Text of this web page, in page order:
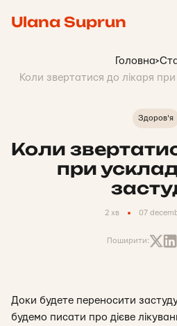
Ulana Suprun
Головна>
Коли звертатися до лікаря
Здоров'я
Коли
при
2 хв 07
Поширити:
Доки будете переносити
будемо писати про дієве